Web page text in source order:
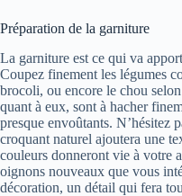
Préparation de la garniture
La garniture est ce qui va
Coupez finement les légumes
brocoli, ou encore le chou
quant à eux, sont à hacher
presque envoûtants. N’hésitez
croquant naturel ajoutera une
couleurs donneront vie à votre
oignons nouveaux que vous
décoration, un détail qui fera